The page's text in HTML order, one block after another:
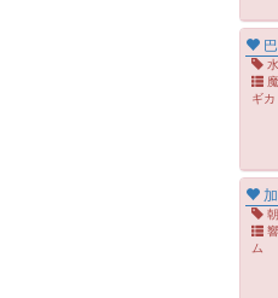
ギカ
ム